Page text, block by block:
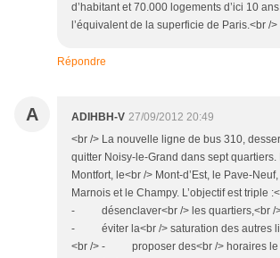
d’habitant et 70.000 logements d’ici 10
l’équivalent de la superficie de Paris.<br />
Répondre
A ADIHBH-V 27/09/2012 20:49
<br /> La nouvelle ligne de bus 310,
quitter Noisy-le-Grand dans sept quartiers.
Montfort, le<br /> Mont-d’Est, le Pave-
Marnois et le Champy. L’objectif est triple
- désenclaver<br /> les quartiers,<br />
- éviter la<br /> saturation des autres
<br /> - proposer des<br /> horaires le